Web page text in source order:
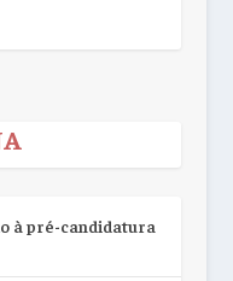
à pré-candidatura